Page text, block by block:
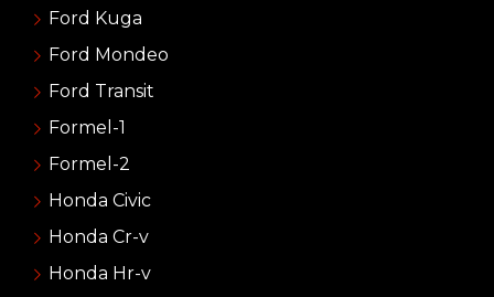
Ford Kuga
Ford Mondeo
Ford Transit
Formel-1
Formel-2
Honda Civic
Honda Cr-v
Honda Hr-v